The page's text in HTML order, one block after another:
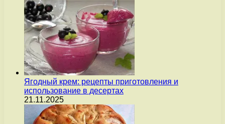
Ягодный крем: рецепты приготовления и
использование в десертах
21.11.2025